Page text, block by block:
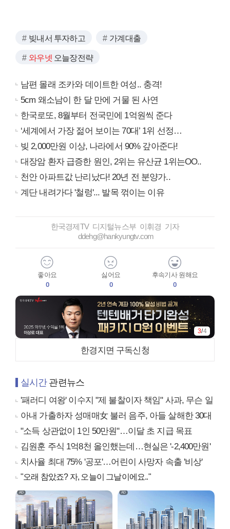
빚내서 투자하고 가계대출
와우넷 오늘장전략
남편 몰래 조카와 데이트한 여성.. 충격!
5cm 왜소남이 한 달 만에 거물 된 사연
한국로또, 8월부터 전국민에 1억원씩 준다
‘세계에서 가장 젊어 보이는 70대’ 1위 선정…
빚 2,000만원 이상, 나라에서 90% 갚아준다!
대장암 환자 급증한 원인, 2위는 유산균 1위는OO..
천안 아파트값 난리났다! 20년 전 분양가..
계단 내려가다 '철렁'... 발목 꺾이는 이유
한국경제TV 디지털뉴스부 이휘경 기자
ddehg@hankyungtv.com
좋아요
0
싫어요
0
후속기사 원해요
0
3/4
한경지면 구독신청
실시간관련뉴스
'패러디 여왕' 이수지 "제 불찰이자 책임" 사과, 무슨 일
아내 가출하자 성매매女 불러 음주, 아들 살해한 30대
"소득 상관없이 1인 50만원"…이달 초 지급 목표
김원훈 주식 1억8천 올인했는데…현실은 '-2,400만원'
치사율 최대 75% '공포'…어린이 사망자 속출 '비상'
"오래 참았죠? 자, 오늘이 그날이에요.."